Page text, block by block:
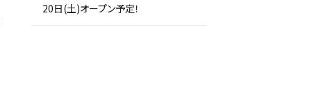
20日(土)オープン予定！